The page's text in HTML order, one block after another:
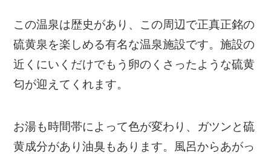
この温泉は歴史があり、この周辺で正真正銘の
硫黄泉を楽しめる有名な温泉施設です。施設の
近くにいくだけでもう卵のくさったような硫黄
匂が迎えてくれます。
お湯も時間帯によって色が変わり、ガツンと硫
黄成分があり油臭もあります。風呂からあがっ